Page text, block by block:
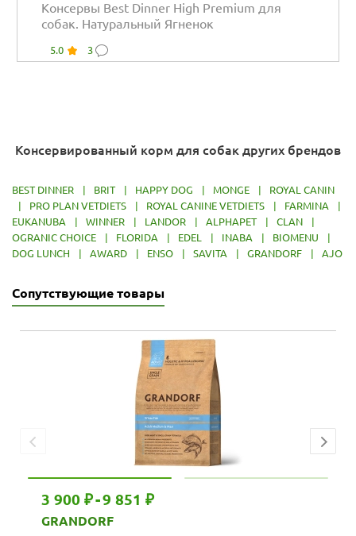
Консервы Best Dinner High Premium для
собак. Натуральный Ягненок
5.0 3
Консервированный корм для собак других брендов
BEST DINNER | BRIT | HAPPY DOG | MONGE |
ROYAL CANIN
|
PRO PLAN VETDIETS | ROYAL CANINE VETDIETS | FARMINA
|
EUKANUBA
| WINNER | LANDOR | ALPHAPET | CLAN
|
OGRANIC CHOICE
| FLORIDA | EDEL | INABA | BIOMENU
|
DOG LUNCH
| AWARD | ENSO | SAVITA | GRANDORF | AJO
Сопутствующие товары
3 900 ₽-9 851 ₽
GRANDORF